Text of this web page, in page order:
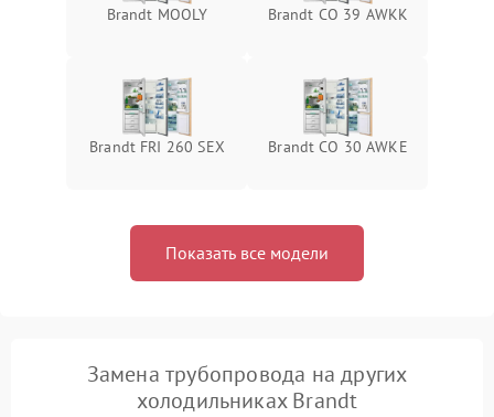
Brandt MOOLY Brandt CO 39 AWKK
Brandt FRI 260 SEX Brandt CO 30 AWKE
Показать все модели
Замена трубопровода на других
холодильниках Brandt